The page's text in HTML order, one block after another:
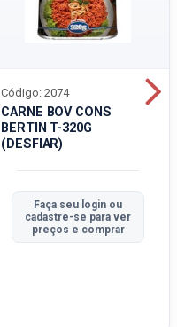
CARNE BOV CONS
BERTIN T-320G
(DESFIAR)
Código: 2074
Faça seu login ou
cadastre-se para ver
preços e comprar